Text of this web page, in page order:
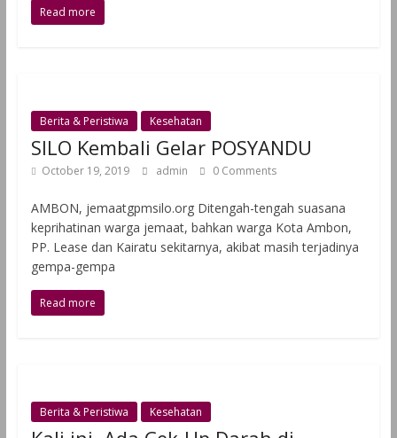
Read more
Berita & Peristiwa Kesehatan
SILO Kembali Gelar POSYANDU
October 19, 2019 admin 0 Comments
AMBON, jemaatgpmsilo.org Ditengah-tengah suasana
keprihatinan warga jemaat, bahkan warga Kota Ambon,
PP. Lease dan Kairatu sekitarnya, akibat masih terjadinya
gempa-gempa
Read more
Berita & Peristiwa Kesehatan